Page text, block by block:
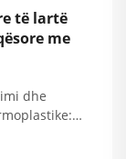
të lartë
me
dhe